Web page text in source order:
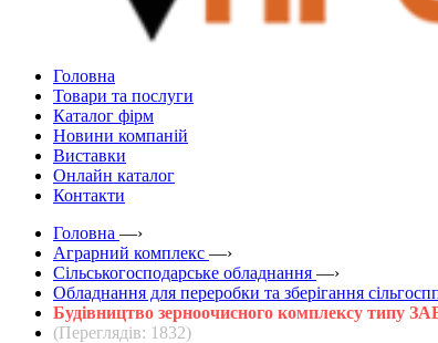
Головна
Товари та послуги
Каталог фірм
Новини компаній
Виставки
Онлайн каталог
Контакти
Головна —›
Аграрний комплекс —›
Сільськогосподарське обладнання —›
Обладнання для переробки та зберігання
Будівництво зерноочисного комплексу типу
(Переглядів: 1832)